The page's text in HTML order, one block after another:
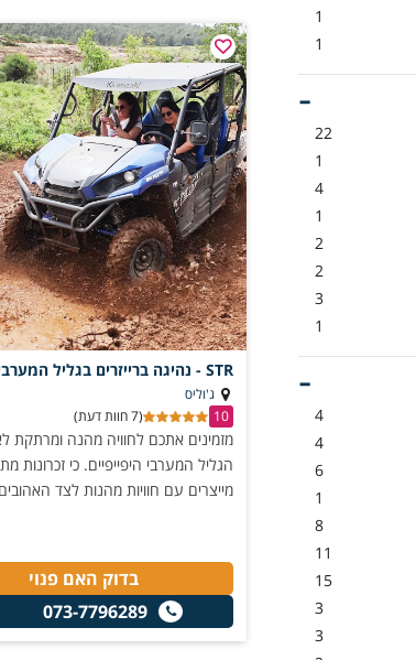
STR - נהיגה ברייזרים בגליל המערבי
ג'וליס
10
(7 חוות דעת)
מזמינים אתכם לחוויה מהנה ומרתקת
הגליל המערבי היפייפיים. כי זכרונות
מייצרים עם חוויות מהנות לצד
בדוק האם פנוי
073-7796289
1
1
22
1
4
1
2
2
3
1
4
4
6
1
8
11
15
3
3